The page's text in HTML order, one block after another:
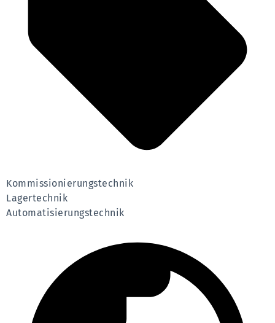
Kommissionierungstechnik
Lagertechnik
Automatisierungstechnik